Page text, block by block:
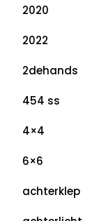
2020
2022
2dehands
454 ss
4×4
6×6
achterklep